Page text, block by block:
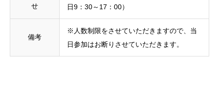
せ
日9：30～17：00）
備考
※人数制限をさせていただきますので、当
日参加はお断りさせていただきます。